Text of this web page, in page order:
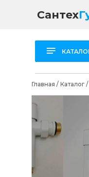
Сантех
Главная / Каталог/